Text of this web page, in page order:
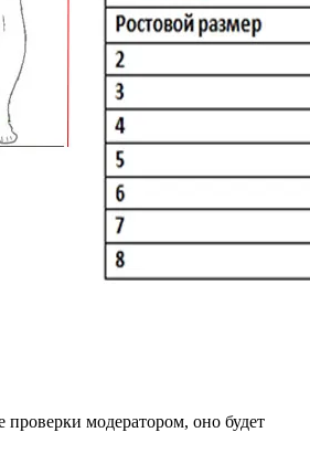
модератором, оно будет